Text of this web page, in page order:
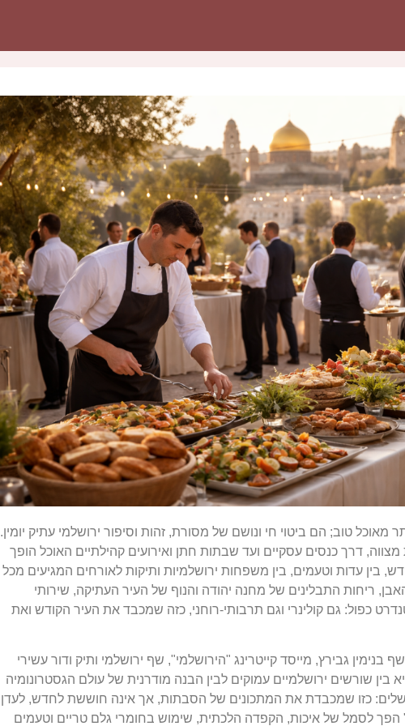
מאוכל טוב; הם ביטוי חי ונושם של מסורת, זהות וסיפור ירושלמי עתיק יומין.
מצווה, דרך כנסים עסקיים ועד שבתות חתן ואירועים קהילתיים האוכל הופך
בין עדות וטעמים, בין משפחות ירושלמיות ותיקות לאורחים המגיעים מכל
ריחות התבלינים של מחנה יהודה והנוף של העיר העתיקה, שירותי
כפול: גם קולינרי וגם תרבותי-רוחני, כזה שמכבד את העיר הקודש ואת
בנימין גבירץ, מייסד קייטרינג "הירושלמי", שף ירושלמי ותיק ודור עשירי
בין שורשים ירושלמיים עמוקים לבין הבנה מודרנית של עולם הגסטרונומיה
כזו שמכבדת את המתכונים של הסבתות, אך אינה חוששת לחדש, לעדן
הפך לסמל של איכות, הקפדה הלכתית, שימוש בחומרי גלם טריים וטעמים